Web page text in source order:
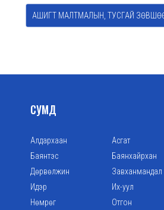
АШИГТ МАЛТМАЛЫН, ТУСГАЙ
СУМД
Алдархаан
Асгат
Баянтэс
Баянхайрхан
Дөрвөлжин
Завханмандал
Идэр
Их-уул
Нөмрөг
Отгон